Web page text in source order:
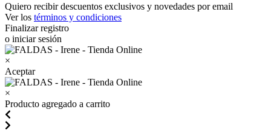
Quiero recibir descuentos exclusivos y novedades por email
Ver los términos y condiciones
Finalizar registro
o iniciar sesión
×
Aceptar
×
Producto agregado a carrito